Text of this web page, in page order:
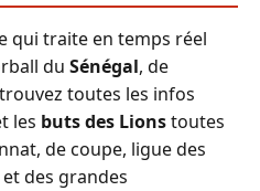
qui traite en temps réel
du Sénégal, de
toutes les infos
les buts des Lionstoutes
de coupe, ligue des
des grandes